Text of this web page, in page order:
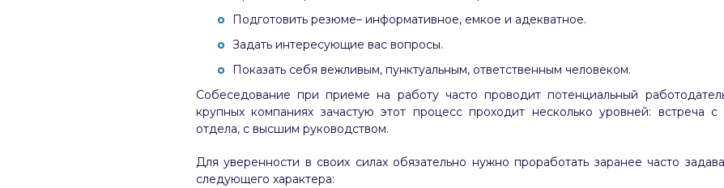
Подготовить резюме– информативное, емкое и адекватное.
Задать интересующие вас вопросы.
Показать себя вежливым, пунктуальным, ответственным человеком.
Собеседование при приеме на работу часто проводит потенциальный
крупных компаниях зачастую этот процесс проходит несколько уровней: встреча
отдела, с высшим руководством.
Для уверенности в своих силах обязательно нужно проработать заранее часто
следующего характера: